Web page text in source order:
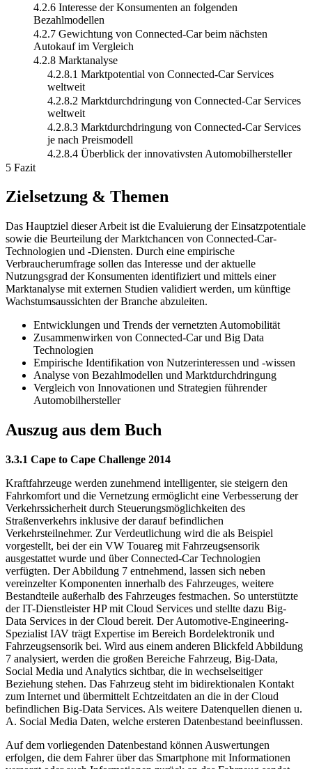
4.2.6 Interesse der Konsumenten an folgenden
Bezahlmodellen
4.2.7 Gewichtung von Connected-Car beim nächsten
Autokauf im Vergleich
4.2.8 Marktanalyse
4.2.8.1 Marktpotential von Connected-Car Services
weltweit
4.2.8.2 Marktdurchdringung von Connected-Car Services
weltweit
4.2.8.3 Marktdurchdringung von Connected-Car Services
je nach Preismodell
4.2.8.4 Überblick der innovativsten Automobilhersteller
5 Fazit
Zielsetzung & Themen
Das Hauptziel dieser Arbeit ist die Evaluierung der Einsatzpotentiale
sowie die Beurteilung der Marktchancen von Connected-Car-
Technologien und -Diensten. Durch eine empirische
Verbraucherumfrage sollen das Interesse und der aktuelle
Nutzungsgrad der Konsumenten identifiziert und mittels einer
Marktanalyse mit externen Studien validiert werden, um künftige
Wachstumsaussichten der Branche abzuleiten.
Entwicklungen und Trends der vernetzten Automobilität
Zusammenwirken von Connected-Car und Big Data
Technologien
Empirische Identifikation von Nutzerinteressen und -wissen
Analyse von Bezahlmodellen und Marktdurchdringung
Vergleich von Innovationen und Strategien führender
Automobilhersteller
Auszug aus dem Buch
3.3.1 Cape to Cape Challenge 2014
Kraftfahrzeuge werden zunehmend intelligenter, sie steigern den
Fahrkomfort und die Vernetzung ermöglicht eine Verbesserung der
Verkehrssicherheit durch Steuerungsmöglichkeiten des
Straßenverkehrs inklusive der darauf befindlichen
Verkehrsteilnehmer. Zur Verdeutlichung wird die als Beispiel
vorgestellt, bei der ein VW Touareg mit Fahrzeugsensorik
ausgestattet wurde und über Connected-Car Technologien
verfügten. Der Abbildung 7 entnehmend, lassen sich neben
vereinzelter Komponenten innerhalb des Fahrzeuges, weitere
Bestandteile außerhalb des Fahrzeuges festmachen. So unterstützte
der IT-Dienstleister HP mit Cloud Services und stellte dazu Big-
Data Services in der Cloud bereit. Der Automotive-Engineering-
Spezialist IAV trägt Expertise im Bereich Bordelektronik und
Fahrzeugsensorik bei. Wird aus einem anderen Blickfeld Abbildung
7 analysiert, werden die großen Bereiche Fahrzeug, Big-Data,
Social Media und Analytics sichtbar, die in wechselseitiger
Beziehung stehen. Das Fahrzeug steht im bidirektionalen Kontakt
zum Internet und übermittelt Echtzeitdaten an die in der Cloud
befindlichen Big-Data Services. Als weitere Datenquellen dienen u.
A. Social Media Daten, welche ersteren Datenbestand beeinflussen.
Auf dem vorliegenden Datenbestand können Auswertungen
erfolgen, die dem Fahrer über das Smartphone mit Informationen